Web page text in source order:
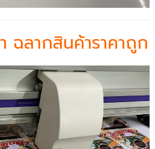
ฉลากสินค้าราคาถูก